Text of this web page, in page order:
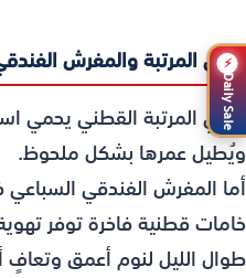
واقي المرتبة والمفرش
واقي المرتبة القطني يحمي
ويُطيل عمرها بشكل ملحوظ.
أما المفرش الفندقي
خامات قطنية فاخرة توفر
طوال الليل لنوم أعمق وتعافٍ
⚡
Daily Sale